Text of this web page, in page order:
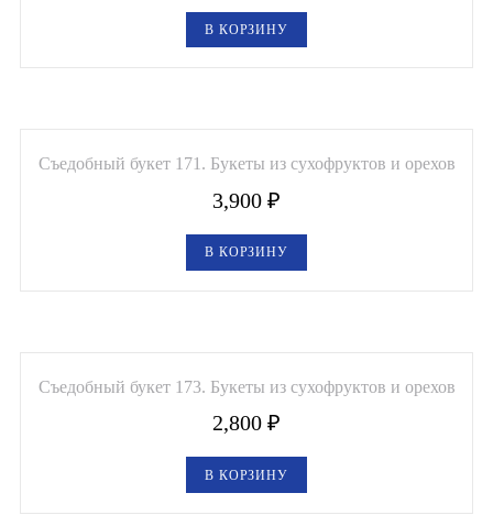
В КОРЗИНУ
Съедобный букет 171. Букеты из сухофруктов и орехов
3,900 ₽
В КОРЗИНУ
Съедобный букет 173. Букеты из сухофруктов и орехов
2,800 ₽
В КОРЗИНУ